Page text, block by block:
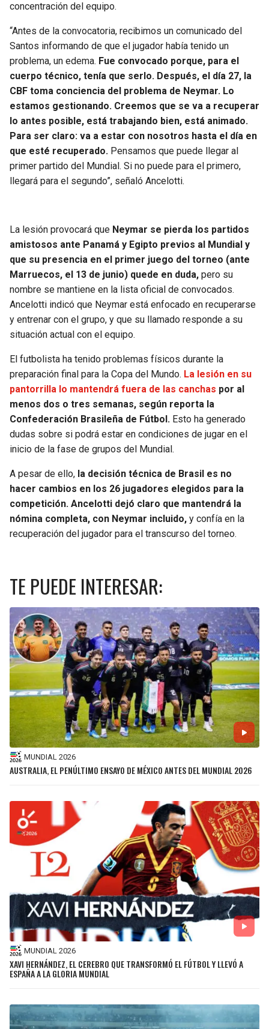
concentración del equipo.
“Antes de la convocatoria, recibimos un comunicado del
Santos informando de que el jugador había tenido un
problema, un edema. Fue convocado porque, para el
cuerpo técnico, tenía que serlo. Después, el día 27, la
CBF toma conciencia del problema de Neymar. Lo
estamos gestionando. Creemos que se va a recuperar
lo antes posible, está trabajando bien, está animado.
Para ser claro: va a estar con nosotros hasta el día en
que esté recuperado. Pensamos que puede llegar al
primer partido del Mundial. Si no puede para el primero,
llegará para el segundo”, señaló Ancelotti.
La lesión provocará que Neymar se pierda los partidos
amistosos ante Panamá y Egipto previos al Mundial y
que su presencia en el primer juego del torneo (ante
Marruecos, el 13 de junio) quede en duda, pero su
nombre se mantiene en la lista oficial de convocados.
Ancelotti indicó que Neymar está enfocado en recuperarse
y entrenar con el grupo, y que su llamado responde a su
situación actual con el equipo.
El futbolista ha tenido problemas físicos durante la
preparación final para la Copa del Mundo. La lesión en su
pantorrilla lo mantendrá fuera de las canchas por al
menos dos o tres semanas, según reporta la
Confederación Brasileña de Fútbol. Esto ha generado
dudas sobre si podrá estar en condiciones de jugar en el
inicio de la fase de grupos del Mundial.
A pesar de ello, la decisión técnica de Brasil es no
hacer cambios en los 26 jugadores elegidos para la
competición. Ancelotti dejó claro que mantendrá la
nómina completa, con Neymar incluido, y confía en la
recuperación del jugador para el transcurso del torneo.
TE PUEDE INTERESAR:
MUNDIAL 2026
AUSTRALIA, EL PENÚLTIMO ENSAYO DE MÉXICO ANTES DEL MUNDIAL 2026
MUNDIAL 2026
XAVI HERNÁNDEZ, EL CEREBRO QUE TRANSFORMÓ EL FÚTBOL Y LLEVÓ A
ESPAÑA A LA GLORIA MUNDIAL